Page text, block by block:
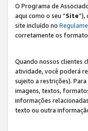
O Programa de
aqui como o seu “Site”),
site incluído no
corretamente os
Quando nossos clientes
atividade, você poderá
sujeito a restrições).
imagens, textos,
informações
texto ou outra